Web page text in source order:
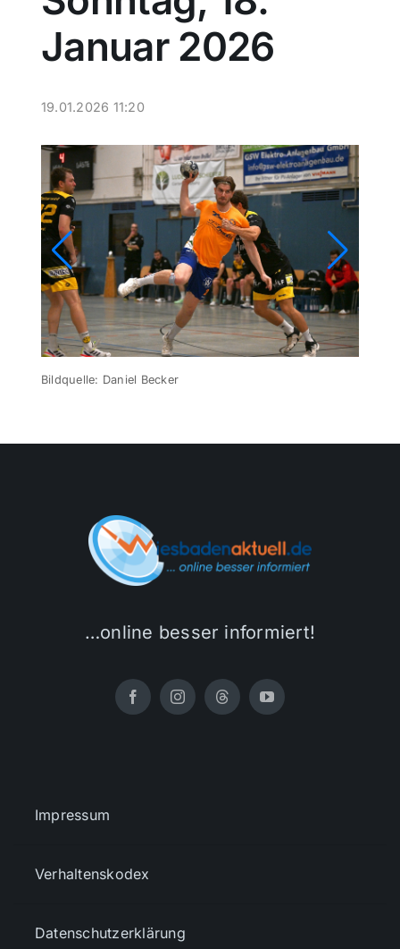
Galerie
Themen und Termine
Gewinnspiele
Januar 2026
19.01.2026 11:20
Bildquelle: Daniel Becker
…online besser informiert!
Impressum
Verhaltenskodex
Datenschutzerklärung